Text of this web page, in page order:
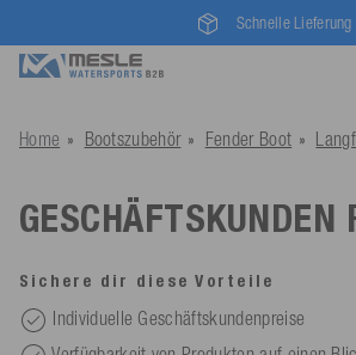
Schnelle Lieferung
Home Bootszubehör Fender Boot
GESCHÄFTSKUNDEN
Sichere dir diese Vorteile
Individuelle Geschäftskundenpreise